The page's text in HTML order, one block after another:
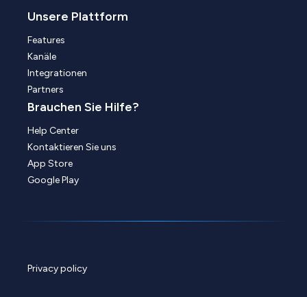
Unsere Plattform
Features
Kanäle
Integrationen
Partners
Brauchen Sie Hilfe?
Help Center
Kontaktieren Sie uns
App Store
Google Play
Privacy policy